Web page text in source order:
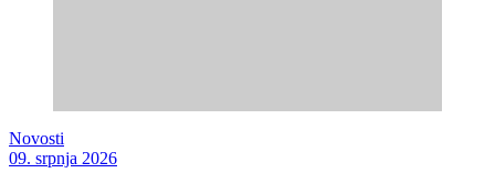
Novosti
09. srpnja 2026